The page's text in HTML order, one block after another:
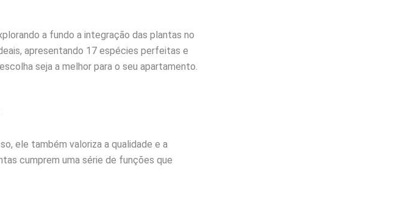
a fundo a integração das plantas no
apresentando 17 espécies perfeitas e
seja a melhor para o seu apartamento.
ele também valoriza a qualidade e a
cumprem uma série de funções que